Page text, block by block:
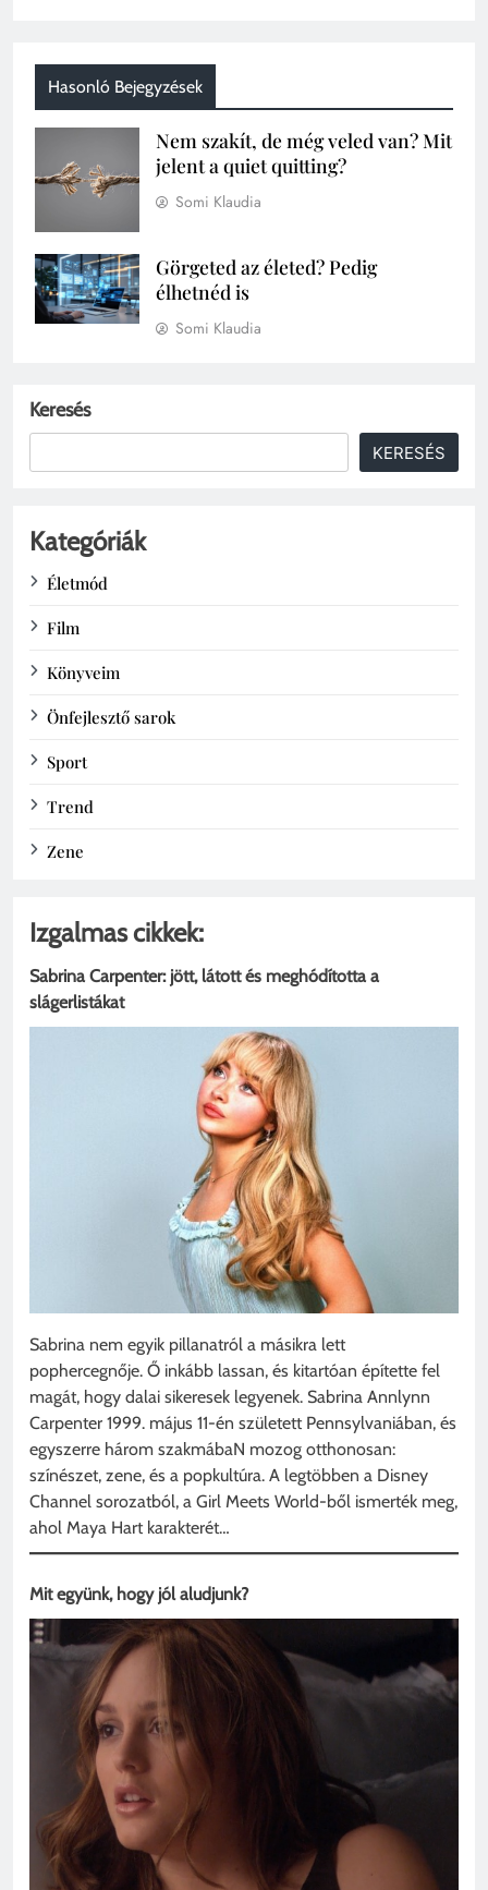
Hasonló Bejegyzések
Nem szakít, de még veled van? Mit
jelent a quiet quitting?
Somi Klaudia
Görgeted az életed? Pedig
élhetnéd is
Somi Klaudia
Keresés
KERESÉS
Kategóriák
Életmód
Film
Könyveim
Önfejlesztő sarok
Sport
Trend
Zene
Izgalmas cikkek:
Sabrina Carpenter: jött, látott és meghódította a
slágerlistákat
Sabrina nem egyik pillanatról a másikra lett
pophercegnője. Ő inkább lassan, és kitartóan építette fel
magát, hogy dalai sikeresek legyenek. Sabrina Annlynn
Carpenter 1999. május 11-én született Pennsylvaniában, és
egyszerre három szakmábaN mozog otthonosan:
színészet, zene, és a popkultúra. A legtöbben a Disney
Channel sorozatból, a Girl Meets World-ből ismerték meg,
ahol Maya Hart karakterét…
Mit együnk, hogy jól aludjunk?